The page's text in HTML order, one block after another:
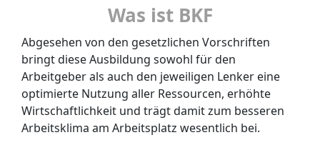
Was ist BKF
Abgesehen von den gesetzlichen Vorschriften
bringt diese Ausbildung sowohl für den
Arbeitgeber als auch den jeweiligen Lenker eine
optimierte Nutzung aller Ressourcen, erhöhte
Wirtschaftlichkeit und trägt damit zum besseren
Arbeitsklima am Arbeitsplatz wesentlich bei.